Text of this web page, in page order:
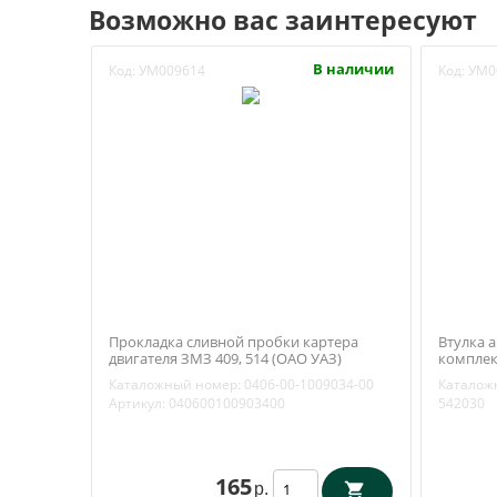
Возможно вас заинтересуют
Код: УМ009614 В наличии
Прокладка сливной пробки картера
двигателя ЗМЗ 409, 514 (ОАО УАЗ)
Каталожный номер: 0406-00-1009034-00
Артикул: 040600100903400
165 р.
Код:
Втулка
542030